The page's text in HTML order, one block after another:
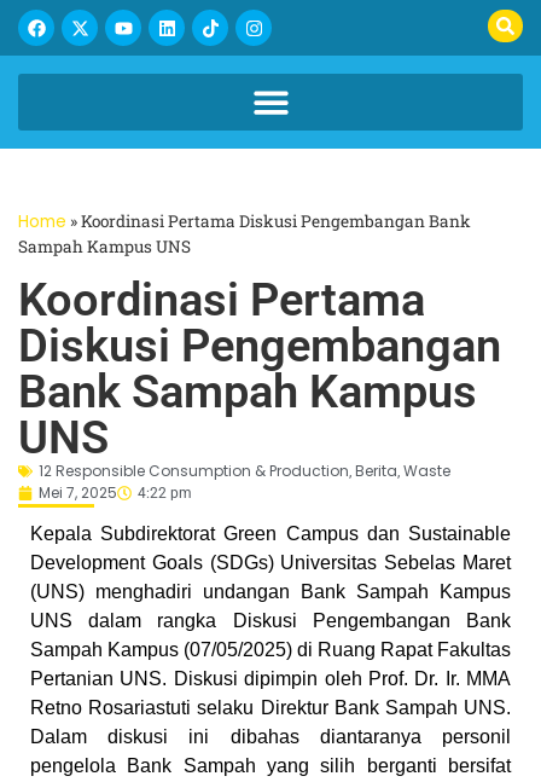
Home »Koordinasi Pertama Diskusi Pengembangan Bank
Sampah Kampus UNS
Koordinasi Pertama
Diskusi Pengembangan
Bank Sampah Kampus
UNS
12 Responsible Consumption & Production Berita Waste
Mei 7, 2025
4:22 pm
Kepala Subdirektorat Green Campus dan Sustainable
Development Goals (SDGs) Universitas Sebelas Maret
(UNS) menghadiri undangan Bank Sampah Kampus
UNS dalam rangka Diskusi Pengembangan Bank
Sampah Kampus (07/05/2025) di Ruang Rapat Fakultas
Pertanian UNS. Diskusi dipimpin oleh Prof. Dr. Ir. MMA
Retno Rosariastuti selaku Direktur Bank Sampah UNS.
Dalam diskusi ini dibahas diantaranya personil
pengelola Bank Sampah yang silih berganti bersifat